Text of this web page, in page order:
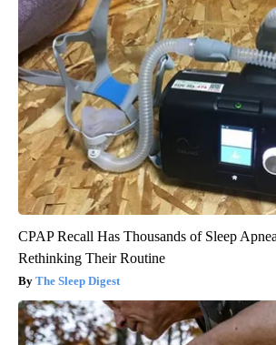
CPAP Recall Has Thousands of Sleep
Rethinking Their Routine
The Sleep Digest